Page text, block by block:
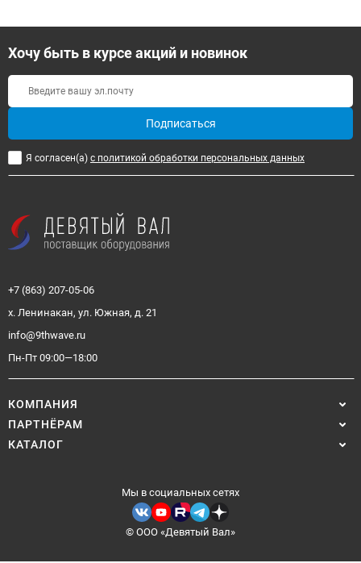
Хочу быть в курсе акций и новинок
Подписаться
Я согласен(a) с политикой обработки персональных данных
+7 (863) 207-05-06
х. Ленинакан, ул. Южная, д. 21
info@9thwave.ru
Пн-Пт 09:00—18:00
КОМПАНИЯ
ПАРТНЁРАМ
КАТАЛОГ
Мы в социальных сетях
© ООО «Девятый Вал»